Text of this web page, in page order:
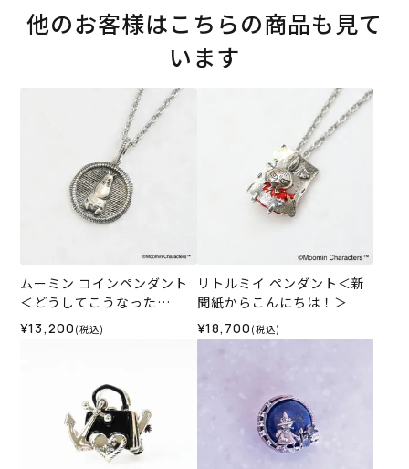
他のお客様はこちらの商品も見て
います
ムーミン コインペンダント
＜どうしてこうなった
の…？＞
¥13,200 (税込)
リトルミイ ペンダント＜新
聞紙からこんにちは！＞
¥18,700 (税込)